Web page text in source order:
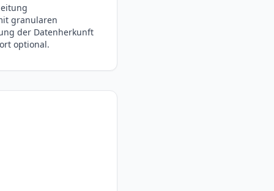
granularen
der Datenherkunft
optional.